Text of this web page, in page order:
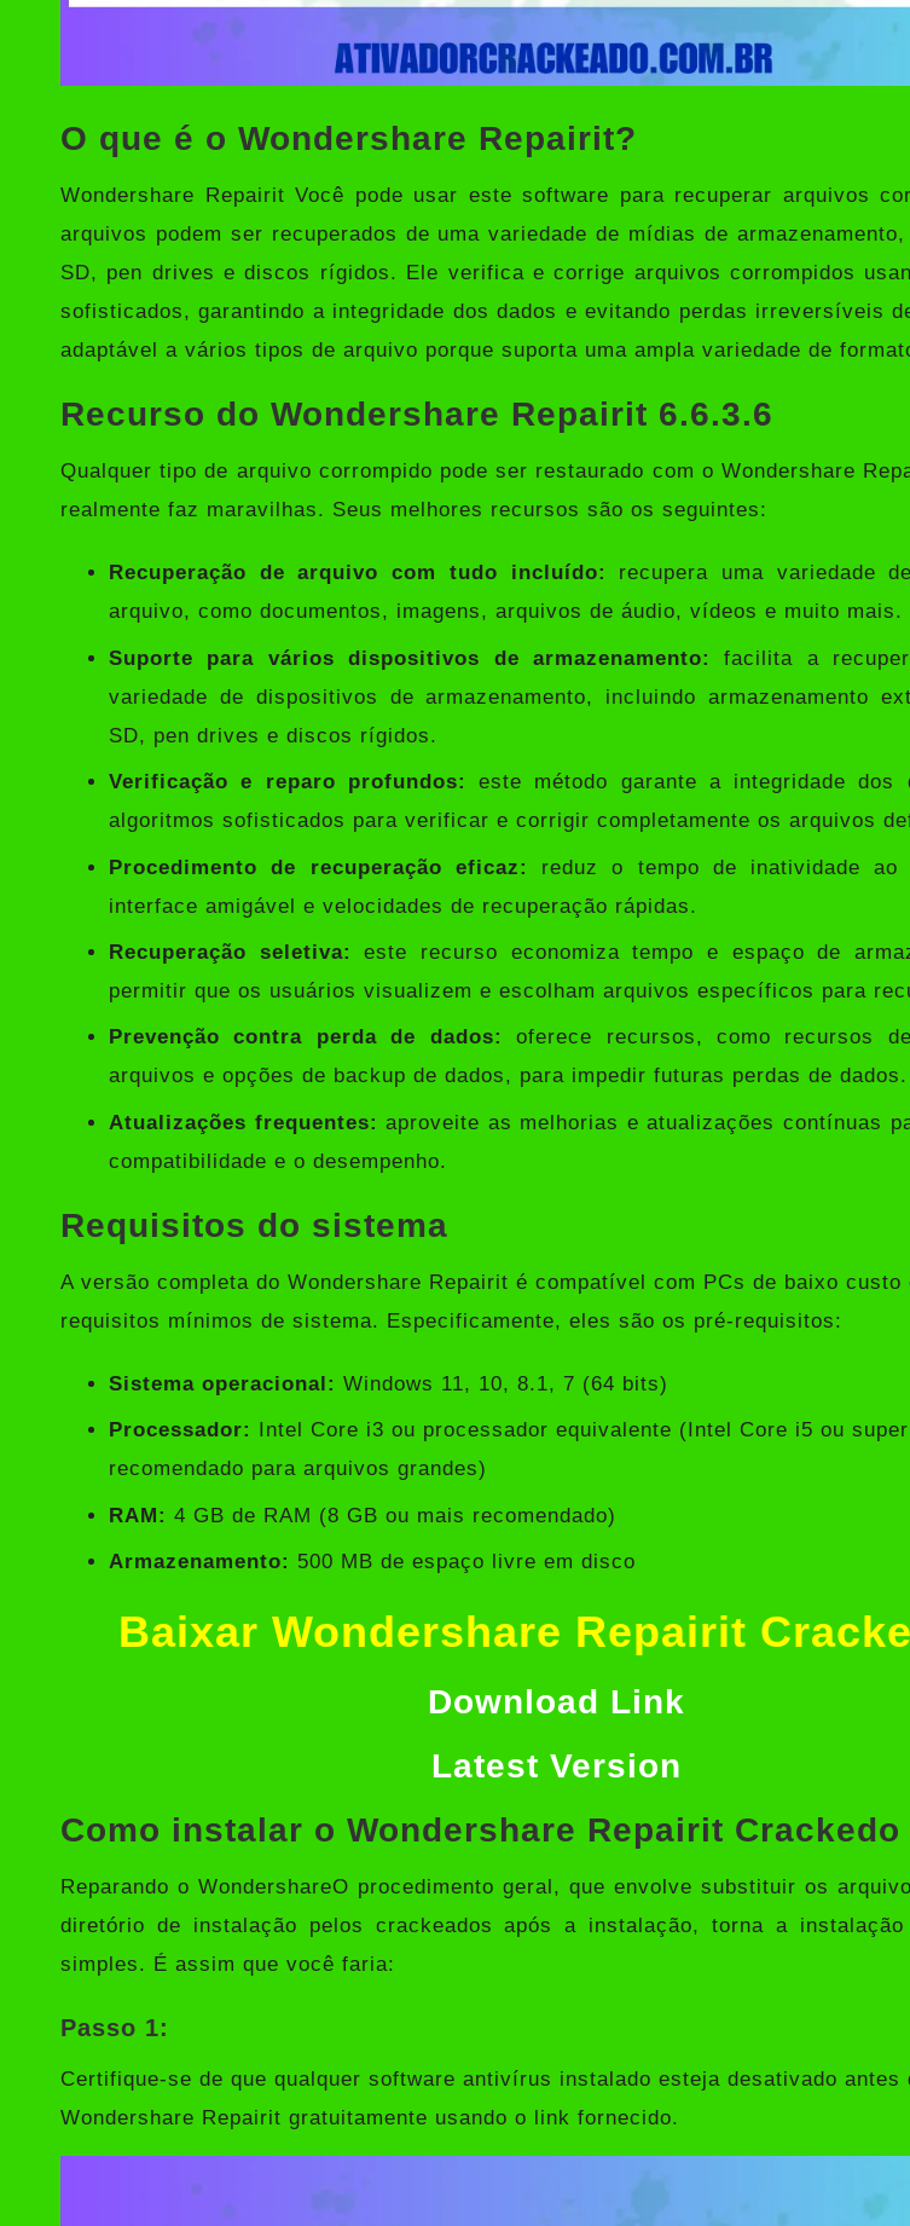
O que é o Wondershare Repairit?
Wondershare Repairit Você pode usar este software para recuperar arquivos
arquivos podem ser recuperados de uma variedade de mídias de
SD, pen drives e discos rígidos. Ele verifica e corrige arquivos corrompidos
sofisticados, garantindo a integridade dos dados e evitando perdas irreversíveis
adaptável a vários tipos de arquivo porque suporta uma ampla variedade de
Recurso do Wondershare Repairit 6.6.3.6
Qualquer tipo de arquivo corrompido pode ser restaurado com o Wondershare
realmente faz maravilhas. Seus melhores recursos são os seguintes:
Recuperação de arquivo com tudo incluído:
recupera uma variedade
arquivo, como documentos, imagens, arquivos de áudio, vídeos e muito mais.
Suporte para vários dispositivos de armazenamento:
facilita a
variedade de dispositivos de armazenamento, incluindo armazenamento
SD, pen drives e discos rígidos.
Verificação e reparo profundos:
este método garante a integridade dos
algoritmos sofisticados para verificar e corrigir completamente os arquivos
Procedimento de recuperação eficaz:
reduz o tempo de inatividade ao
interface amigável e velocidades de recuperação rápidas.
Recuperação seletiva:
este recurso economiza tempo e espaço de
permitir que os usuários visualizem e escolham arquivos específicos para
Prevenção contra perda de dados:
oferece recursos, como recursos
arquivos e opções de backup de dados, para impedir futuras perdas de dados.
Atualizações frequentes: aproveite as melhorias e atualizações contínuas
compatibilidade e o desempenho.
Requisitos do sistema
A versão completa do Wondershare Repairit é compatível com PCs de baixo custo
requisitos mínimos de sistema. Especificamente, eles são os pré-requisitos:
Sistema operacional: Windows 11, 10, 8.1, 7 (64 bits)
Processador:
Intel Core i3 ou processador equivalente (Intel Core i5 ou
recomendado para arquivos grandes)
RAM: 4 GB de RAM (8 GB ou mais recomendado)
Armazenamento: 500 MB de espaço livre em disco
Baixar Wondershare Repairit
Download Link
Latest Version
Como instalar o Wondershare Repairit Crackedo
Reparando o WondershareO procedimento geral, que envolve substituir os
diretório de instalação pelos crackeados após a instalação, torna a instalação
simples. É assim que você faria:
Passo 1:
Certifique-se de que qualquer software antivírus instalado esteja desativado antes
Wondershare Repairit gratuitamente usando o link fornecido.